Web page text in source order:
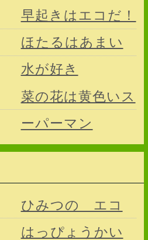
早起きはエコだ！
ほたるはあまい
水が好き
菜の花は黄色いス
ーパーマン
ひみつの エコ
はっぴょうかい